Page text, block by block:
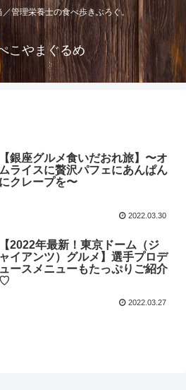
管理栄養士の食べ歩きぶろぐ。
こやまぐるめ
【銀座グルメ食いだおれ旅】〜オ
ムライスに贅沢パフェにあんぱん
にクレープを〜
2022.03.30
【2022年最新！東京ドーム（ジ
ャイアンツ）グルメ】選手プロデ
ュースメニューもたっぷりご紹介
♡
2022.03.27